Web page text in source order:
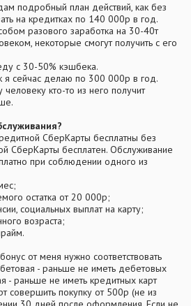
подробный план действий, как без
на кредитках по 140 000р в год.
разового заработка на 30-40т
некоторые смогут получить с его
с 30-50% кэшбека.
я сейчас делаю по 300 000р в год.
кто-то из него получит
СберКарты бесплатны без
СберКарты бесплатен. Обслуживание
при соблюдении одного из
остатка от 20 000р;
социальных выплат на карту;
возраста;
от меня нужно соответствовать
- раньше не иметь дебетовых
- раньше не иметь кредитных карт
совершить покупку от 500р (не из